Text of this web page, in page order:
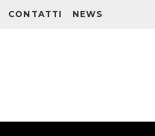
CONTATTI NEWS